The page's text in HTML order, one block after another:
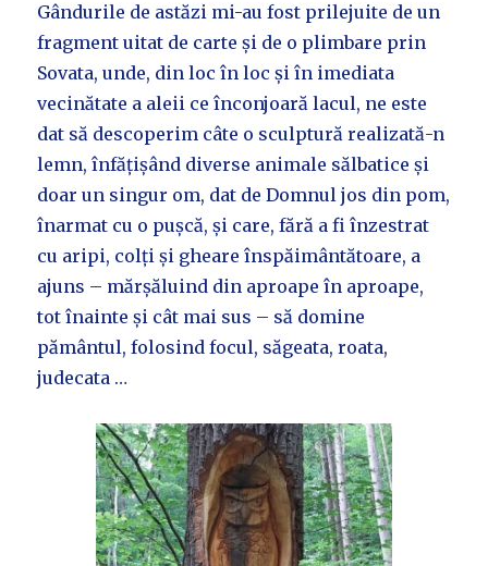
Gândurile de astăzi mi-au fost prilejuite de un
fragment uitat de carte și de o plimbare prin
Sovata, unde, din loc în loc și în imediata
vecinătate a aleii ce înconjoară lacul, ne este
dat să descoperim câte o sculptură realizată-n
lemn, înfățișând diverse animale sălbatice și
doar un singur om, dat de Domnul jos din pom,
înarmat cu o pușcă, și care, fără a fi înzestrat
cu aripi, colți și gheare înspăimântătoare, a
ajuns – mărșăluind din aproape în aproape,
tot înainte și cât mai sus – să domine
pământul, folosind focul, săgeata, roata,
judecata …